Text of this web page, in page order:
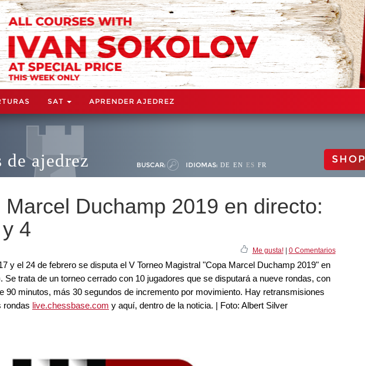
SAT APRENDER AJEDREZ
ajedrez BUSCAR: IDIOMAS: DE EN ES FR SHOP
Marcel Duchamp 2019 en directo:
4
Me gusta!| 0 Comentarios
y el 24 de febrero se disputa el V Torneo Magistral "Copa Marcel Duchamp 2019" en
Se trata de un torneo cerrado con 10 jugadores que se disputará a nueve rondas, con
90 minutos, más 30 segundos de incremento por movimiento. Hay retransmisiones
rondas live.chessbase.com y aquí, dentro de la noticia. | Foto: Albert Silver